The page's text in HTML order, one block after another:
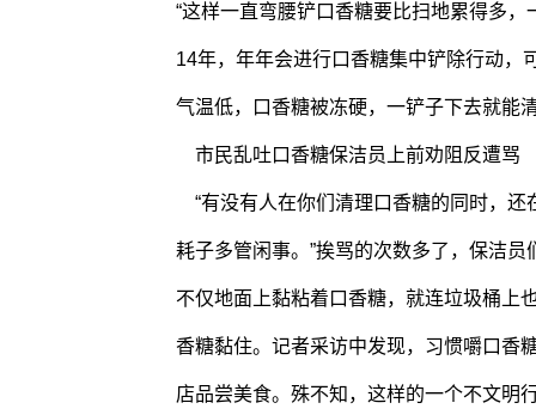
“这样一直弯腰铲口香糖要比扫地累得多
14年，年年会进行口香糖集中铲除行动，
气温低，口香糖被冻硬，一铲子下去就能
市民乱吐口香糖保洁员上前劝阻反遭骂
“有没有人在你们清理口香糖的同时，还
耗子多管闲事。”挨骂的次数多了，保洁
不仅地面上黏粘着口香糖，就连垃圾桶上
香糖黏住。记者采访中发现，习惯嚼口香
店品尝美食。殊不知，这样的一个不文明